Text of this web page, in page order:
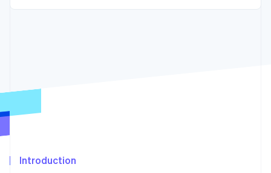
Découvrez les prochaines évolutions
Identity
Commerce en ligne
Introduction